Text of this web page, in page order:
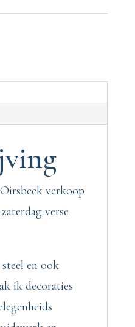
verkoop
verse
en ook
ik decoraties